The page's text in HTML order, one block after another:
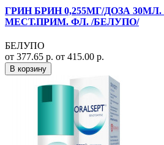
ГРИН БРИН 0,255МГ/ДОЗА 30МЛ.
МЕСТ.ПРИМ. ФЛ. /БЕЛУПО/
БЕЛУПО
от 377.65 р. от 415.00 р.
В корзину